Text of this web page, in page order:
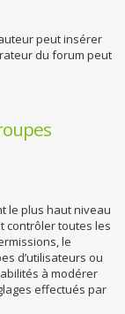
peut insérer
du forum peut
le plus haut niveau
contrôler toutes les
le
d’utilisateurs ou
à modérer
effectués par